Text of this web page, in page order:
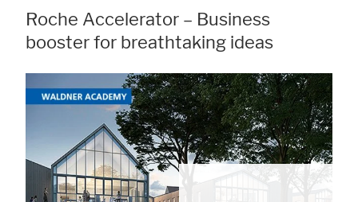
Roche Accelerator – Business
booster for breathtaking ideas